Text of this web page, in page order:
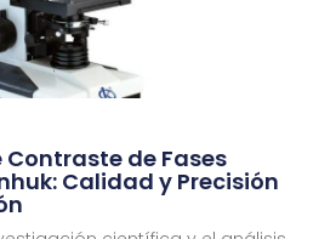
de Fases
Calidad y Precisión